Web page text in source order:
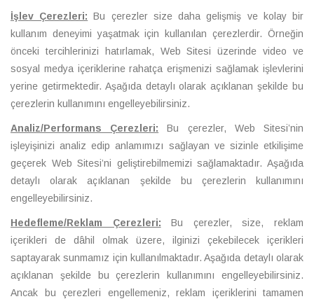
İşlev Çerezleri: Bu çerezler size daha gelişmiş ve kolay bir
kullanım deneyimi yaşatmak için kullanılan çerezlerdir. Örneğin
önceki tercihlerinizi hatırlamak, Web Sitesi üzerinde video ve
sosyal medya içeriklerine rahatça erişmenizi sağlamak işlevlerini
yerine getirmektedir. Aşağıda detaylı olarak açıklanan şekilde bu
çerezlerin kullanımını engelleyebilirsiniz.
Analiz/Performans Çerezleri: Bu çerezler, Web Sitesi’nin
işleyişinizi analiz edip anlamımızı sağlayan ve sizinle etkilişime
geçerek Web Sitesi’ni geliştirebilmemizi sağlamaktadır. Aşağıda
detaylı olarak açıklanan şekilde bu çerezlerin kullanımını
engelleyebilirsiniz.
Hedefleme/Reklam Çerezleri: Bu çerezler, size, reklam
içerikleri de dâhil olmak üzere, ilginizi çekebilecek içerikleri
saptayarak sunmamız için kullanılmaktadır. Aşağıda detaylı olarak
açıklanan şekilde bu çerezlerin kullanımını engelleyebilirsiniz.
Ancak bu çerezleri engellemeniz, reklam içeriklerini tamamen